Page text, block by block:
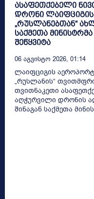
ასაფეთქებელი
დრონი
„რუსლანებთან“
საქმეთა
შეწყვიტა
06 Აგვისტო 2026, 01:14
ლაიფციგის
„რუსლანის“
თვითნაკეთი
აღჭურვილი დრონის
შინაგან საქმეთა